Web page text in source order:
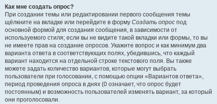
Как мне создать опрос?
При создании темы или редактировании первого сообщения темы
щёлкните на вкладке или перейдите в форму Создать опрос под
основной формой для создания сообщения, в зависимости от
используемого стиля; если вы не видите такой вкладки или формы, то вы
не имеете прав на создание опросов. Укажите вопрос и как минимум два
варианта ответа в соответствующих полях, убедившись, что каждый
вариант находится на отдельной строке текстового поля. Вы также
можете задать количество вариантов, которые могут выбрать
пользователи при голосовании, с помощью опции «Вариантов ответа»,
период проведения опроса в днях (0 означает, что опрос будет
постоянным) и возможность пользователей изменять вариант, за который
они проголосовали.